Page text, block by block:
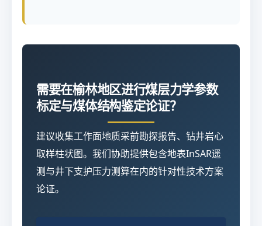
需要在榆林地区进行煤层力学参数
标定与煤体结构鉴定论证？
建议收集工作面地质采前勘探报告、钻井岩心
取样柱状图。我们协助提供包含地表InSAR遥
测与井下支护压力测算在内的针对性技术方案
论证。